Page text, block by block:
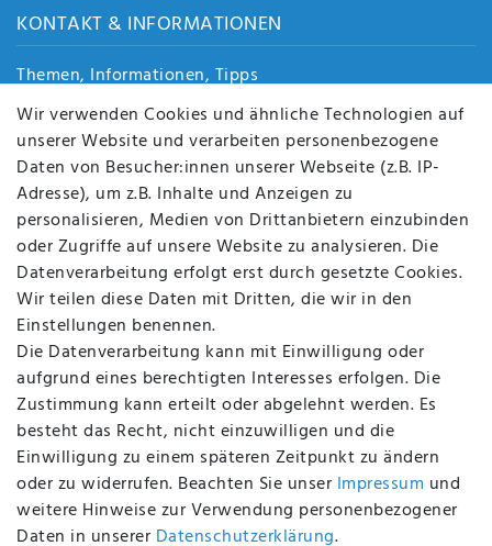
KONTAKT & INFORMATIONEN
Themen, Informationen, Tipps
Jobs
Über uns
Kontakt
Datenschutz
AGB
FAQ
Batterieentsorgung
Altölverordnung
Impressum
BEQUEM UND SICHER BEZAHLEN MIT
BEI UNS SIND SIE SICHER!
Wir verwenden Cookies und ähnliche Technologien auf
unserer Website und verarbeiten personenbezogene
Daten von Besucher:innen unserer Webseite (z.B. IP-
Adresse), um z.B. Inhalte und Anzeigen zu
personalisieren, Medien von Drittanbietern einzubinden
oder Zugriffe auf unsere Website zu analysieren. Die
Datenverarbeitung erfolgt erst durch gesetzte Cookies.
Wir teilen diese Daten mit Dritten, die wir in den
Einstellungen benennen.
Die Datenverarbeitung kann mit Einwilligung oder
aufgrund eines berechtigten Interesses erfolgen. Die
Zustimmung kann erteilt oder abgelehnt werden. Es
besteht das Recht, nicht einzuwilligen und die
Einwilligung zu einem späteren Zeitpunkt zu ändern
oder zu widerrufen. Beachten Sie unser Impressum und
weitere Hinweise zur Verwendung personenbezogener
Daten in unserer Daten­schutz­erklärung.